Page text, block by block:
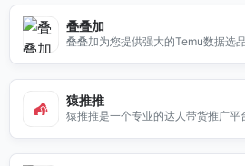
叠叠加
叠叠加为您提供强大的Temu数据选
猿推推
猿推推是一个专业的达人带货推广